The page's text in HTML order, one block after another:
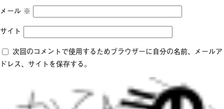
メール ※
サイト
次回のコメントで使用するためブラウザーに自分の名前、メールア
ドレス、サイトを保存する。